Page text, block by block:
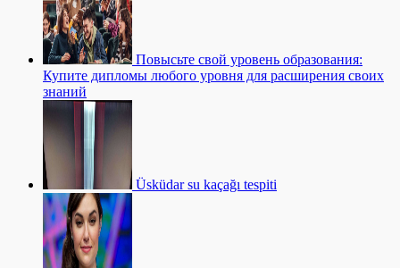
Повысьте свой уровень образования:
Купите дипломы любого уровня для расширения своих
знаний
Üsküdar su kaçağı tespiti